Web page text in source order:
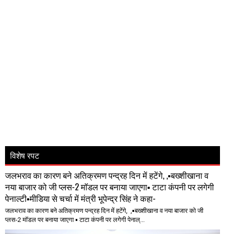
विशेष रपट
जलभराव का कारण बने अतिक्रमण पन्द्रह दिन में हटेंगे, ,▪️बख्शीखाना व
नया बाजार को जी प्लस-2 मॉडल पर बनाया जाएगा▪️ टाटा कंपनी पर लगेगी
पेनाल्टी▪️मीडिया से चर्चा में मंत्री भूपेन्द्र सिंह ने कहा-
जलभराव का कारण बने अतिक्रमण पन्द्रह दिन में हटेंगे, ,▪️बख्शीखाना व नया बाजार को जी
प्लस-2 मॉडल पर बनाया जाएगा ▪️ टाटा कंपनी पर लगेगी पेनाल्...